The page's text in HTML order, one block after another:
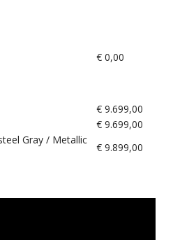
€ 0,00
€ 9.699,00
€ 9.699,00
Gray / Metallic
€ 9.899,00